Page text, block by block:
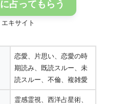
占ってもらう
エキサイト
恋愛、片思い、恋愛の時
期読み、既読スルー、未
読スルー、不倫、複雑愛
霊感霊視、西洋占星術、